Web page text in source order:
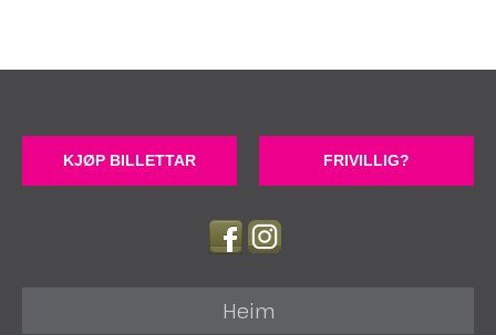
KJØP BILLETTAR FRIVILLIG?
Heim